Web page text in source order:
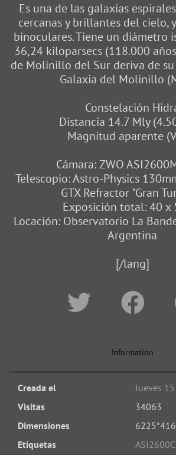
Es una de las galaxias
cercanas y brillantes del cielo,
binoculares. Tiene un diámetro
36,24 kiloparsecs (118.000
de Molinillo del Sur deriva de
Galaxia del Molinillo
Constelación
Distancia 14.7 Mly
Magnitud aparente
Cámara: ZWO
Telescopio: Astro-Physics
GTX Refractor "Gran
Exposición total: 40 x
Locación: Observatorio La
Argentina
[/lang]
Information
Creada el
Jueves
Visitas
34063
Dimensiones
Etiquetas
ASI2600C